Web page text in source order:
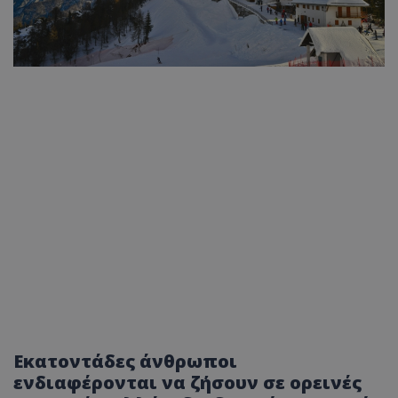
Εκατοντάδες άνθρωποι
ενδιαφέρονται να ζήσουν σε ορεινές